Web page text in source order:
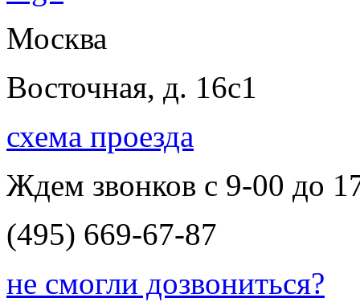
Москва
Восточная, д. 16с1
схема проезда
Ждем звонков с 9-00 до
(495) 669-67-87
не смогли дозвониться?